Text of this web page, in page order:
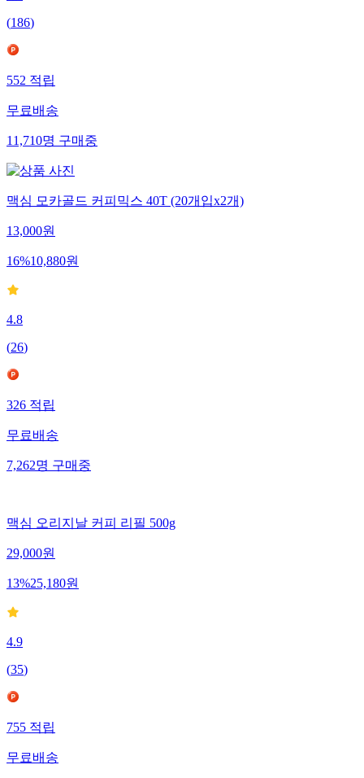
(186)
552 적립
무료배송
11,710명 구매중
맥심 모카골드 커피믹스 40T (20개입x2개)
13,000원
16%10,880원
4.8
(26)
326 적립
무료배송
7,262명 구매중
맥심 오리지날 커피 리필 500g
29,000원
13%25,180원
4.9
(35)
755적립
무료배송